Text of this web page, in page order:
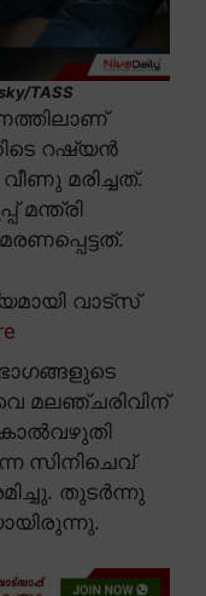
TASS
റഷ്യൻ
മരിച്ചത്.
വാട്സ്
മലഞ്ചരിവിന്
കാൽവഴുതി
സിനിചെവ്
തുടർന്നു